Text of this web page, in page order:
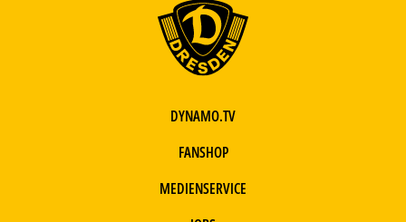
DYNAMO.TV
FANSHOP
MEDIENSERVICE